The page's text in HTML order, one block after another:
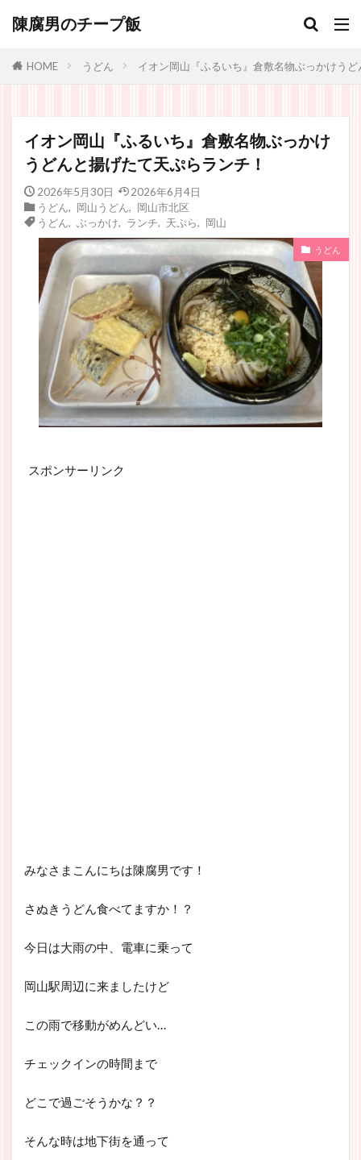
陳腐男のチープ飯
HOME うどん イオン岡山『ふるいち』倉敷名物ぶっかけう
イオン岡山『ふるいち』倉敷名物ぶっかけ
うどんと揚げたて天ぷらランチ！
2026年5月30日
2026年6月4日
うどん
岡山うどん
岡山市北区
うどん
ぶっかけ ランチ 天ぷら 岡山
うどん
スポンサーリンク
みなさまこんにちは陳腐男です！
さぬきうどん食べてますか！？
今日は大雨の中、電車に乗って
岡山駅周辺に来ましたけど
この雨で移動がめんどい…
チェックインの時間まで
どこで過ごそうかな？？
そんな時は地下街を通って